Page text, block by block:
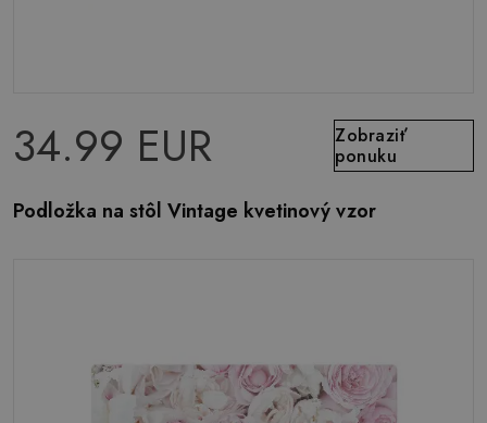
34.99 EUR
Zobraziť
ponuku
Podložka na stôl Vintage kvetinový vzor